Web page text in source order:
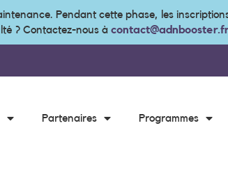
Pendant cette phase, les
? Contactez-nous à
Partenaires Programmes